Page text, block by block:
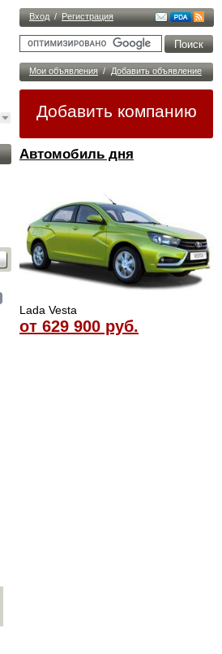
Вход / Регистрация
Мои объявления / Добавить объявление
Добавить компанию
Автомобиль дня
Lada Vesta
от 629 900 руб.